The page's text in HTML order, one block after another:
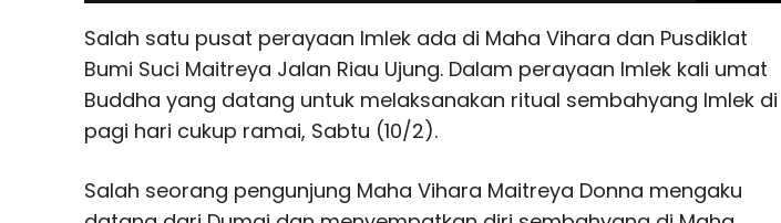
Salah satu pusat perayaan Imlek ada di Maha Vihara dan Pusdiklat
Bumi Suci Maitreya Jalan Riau Ujung. Dalam perayaan Imlek kali umat
Buddha yang datang untuk melaksanakan ritual sembahyang Imlek di
pagi hari cukup ramai, Sabtu (10/2).
Salah seorang pengunjung Maha Vihara Maitreya Donna mengaku